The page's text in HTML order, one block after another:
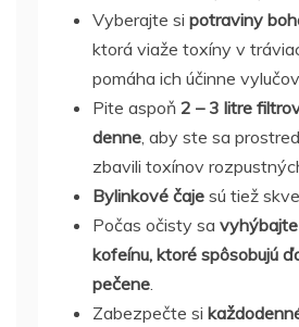
Vyberajte si potraviny
ktorá viaže toxíny v
pomáha ich účinne
Pite aspoň 2 – 3 litre
denne, aby ste sa
zbavili toxínov
Bylinkové čaje sú tiež
Počas očisty sa
kofeínu, ktoré spôsobujú
pečene.
Zabezpečte si